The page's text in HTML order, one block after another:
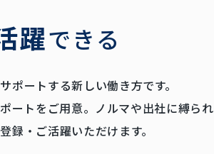
躍できる
ートする新しい働き方です。
ートをご用意。ノルマや出社に縛られ
・ご活躍いただけます。